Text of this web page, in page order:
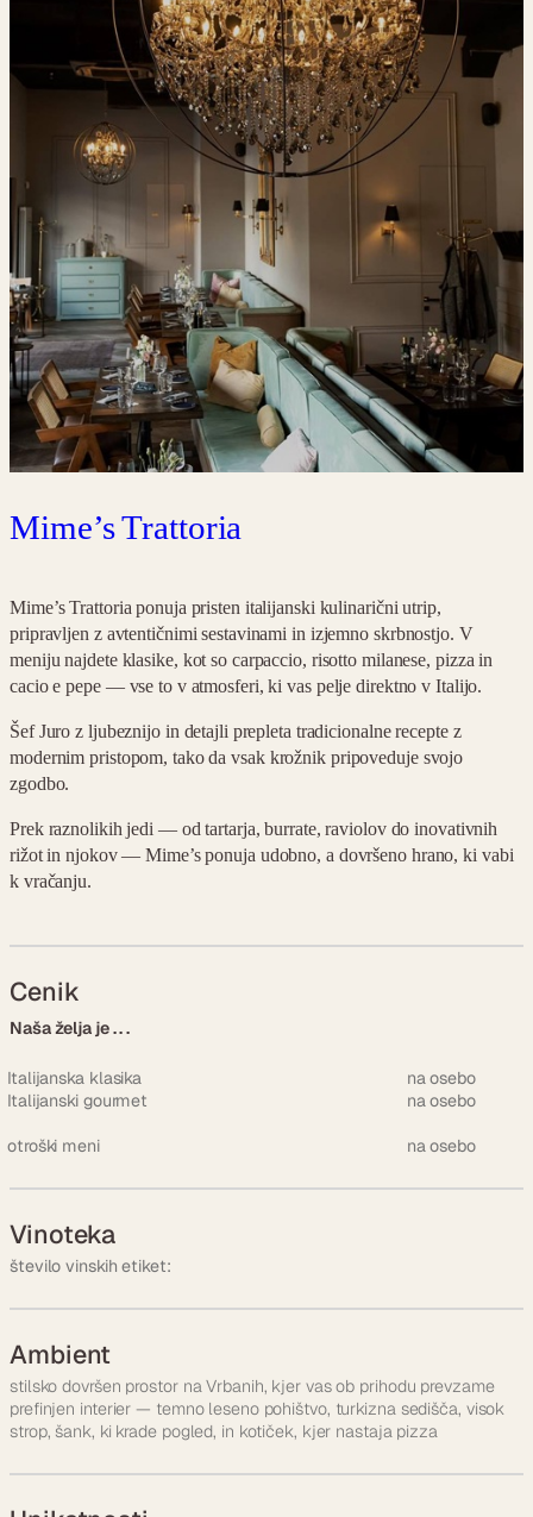
Mime’s Trattoria
Mime’s Trattoria ponuja pristen italijanski kulinarični utrip,
pripravljen z avtentičnimi sestavinami in izjemno skrbnostjo. V
meniju najdete klasike, kot so carpaccio, risotto milanese, pizza in
cacio e pepe — vse to v atmosferi, ki vas pelje direktno v Italijo.
Šef Juro z ljubeznijo in detajli prepleta tradicionalne recepte z
modernim pristopom, tako da vsak krožnik pripoveduje svojo
zgodbo.
Prek raznolikih jedi — od tartarja, burrate, raviolov do inovativnih
rižot in njokov — Mime’s ponuja udobno, a dovršeno hrano, ki vabi
k vračanju.
Cenik
Naša želja je . . .
Italijanska klasika
Italijanski gourmet
otroški meni
na osebo
na osebo
na osebo
Vinoteka
število vinskih etiket:
Ambient
stilsko dovršen prostor na Vrbanih, kjer vas ob prihodu prevzame
prefinjen interier — temno leseno pohištvo, turkizna sedišča, visok
strop, šank, ki krade pogled, in kotiček, kjer nastaja pizza